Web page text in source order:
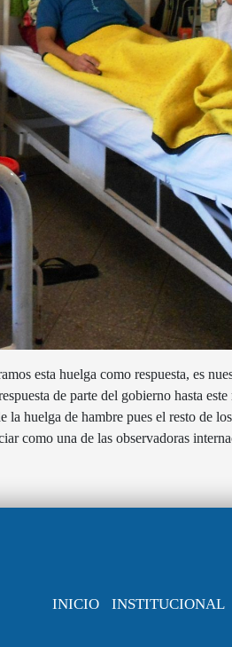
esta huelga como respuesta, es
de parte del gobierno hasta
huelga de hambre pues el resto de
como una de las observadoras
INICIO INSTITUCIONAL